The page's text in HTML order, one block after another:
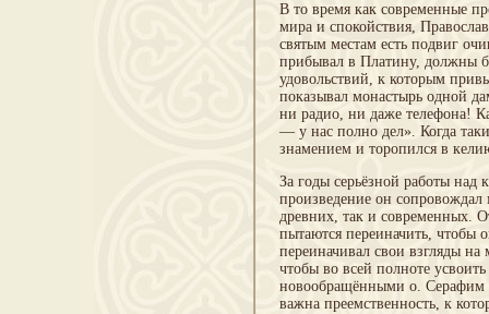
В то время как современные
мира и спокойствия,
святым местам есть подвиг
прибывал в Платину, должны
удовольствий, к которым
показывал монастырь одной
ни радио, ни даже телефона!
— у нас полно дел». Когда
знамением и торопился в
За годы серьёзной работы
произведение он сопровождал
древних, так и современных.
пытаются переиначить, чтобы
переиначивал свои взгляды
чтобы во всей полноте
новообращёнными о. Серафим
важна преемственность, к